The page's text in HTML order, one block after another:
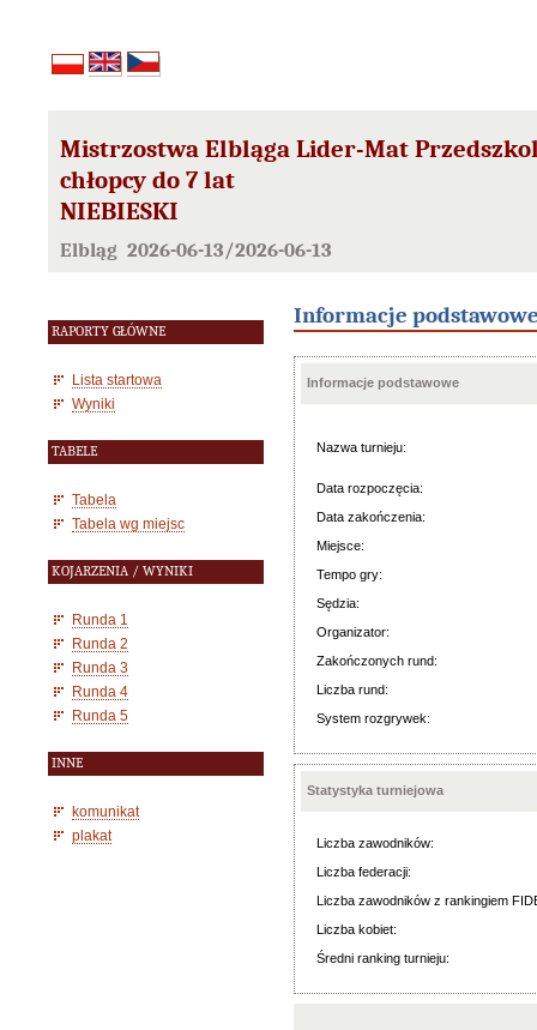
Mistrzostwa Elbląga Lider-Mat
chłopcy do 7 lat
NIEBIESKI
Elbląg 2026-06-13/2026-06-13
RAPORTY GŁÓWNE
Lista startowa
Wyniki
TABELE
Tabela
Tabela wg miejsc
KOJARZENIA / WYNIKI
Runda 1
Runda 2
Runda 3
Runda 4
Runda 5
INNE
komunikat
plakat
Informacje
Informacje podstawowe
Nazwa turnieju:
Data rozpoczęcia:
Data zakończenia:
Miejsce:
Tempo gry:
Sędzia:
Organizator:
Zakończonych rund:
Liczba rund:
System rozgrywek:
Statystyka turniejowa
Liczba zawodników:
Liczba federacji:
Liczba zawodników z rankingiem
Liczba kobiet:
Średni ranking turnieju: